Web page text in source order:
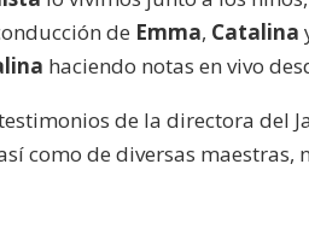
de Emma, Catalina
haciendo notas en vivo
de la directora del
como de diversas maestras,